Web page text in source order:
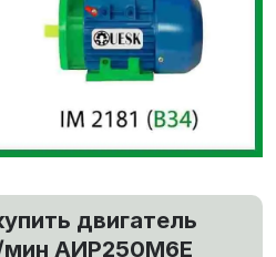
двигатель
мин АИР250М6E